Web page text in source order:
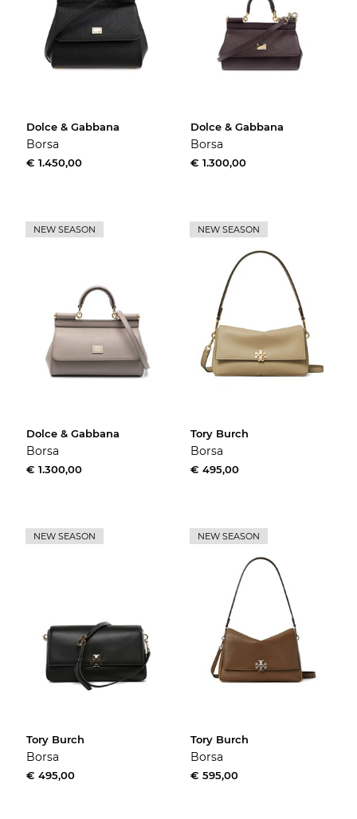
Dolce & Gabbana
Borsa
€ 1.450,00
Dolce & Gabbana
Borsa
€ 1.300,00
NEW SEASON
Dolce & Gabbana
Borsa
€ 1.300,00
NEW SEASON
Tory Burch
Borsa
€ 495,00
NEW SEASON
Tory Burch
Borsa
€ 495,00
NEW SEASON
Tory Burch
Borsa
€ 595,00